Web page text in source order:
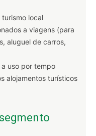
local
a viagens (para
aluguel de carros,
uso por tempo
alojamentos turísticos